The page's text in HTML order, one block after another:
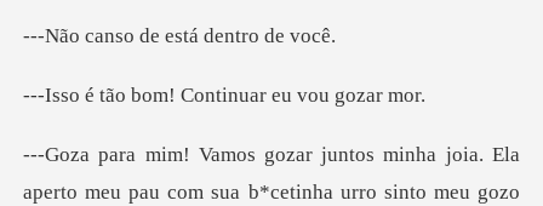
de está de
om! Continuar e
ha joia. Ela
aperto meu pau com sua b*ce